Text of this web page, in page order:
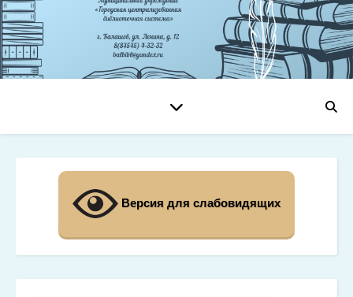
Версия для слабовидящих